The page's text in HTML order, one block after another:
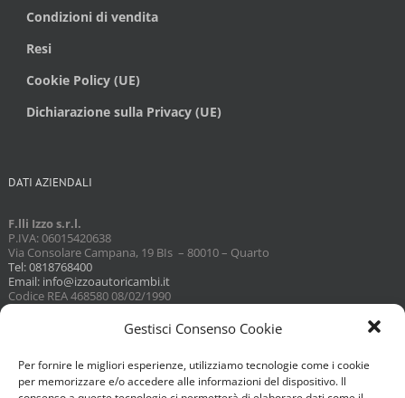
Gestisci Consenso Cookie
Per fornire le migliori esperienze, utilizziamo tecnologie come i cookie
per memorizzare e/o accedere alle informazioni del dispositivo. Il
Condizioni di vendita
Resi
Cookie Policy (UE)
Dichiarazione sulla Privacy (UE)
DATI AZIENDALI
F.lli Izzo s.r.l.
P.IVA: 06015420638
Via Consolare Campana, 19 BIs – 80010 – Quarto
Tel: 0818768400
Email: info@izzoautoricambi.it
Codice REA 468580 08/02/1990
Capitale sociale 3098,74